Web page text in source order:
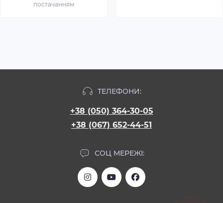
постачанням
ТЕЛЕФОНИ:
+38 (050) 364-30-05
+38 (067) 652-44-51
СОЦ МЕРЕЖІ: